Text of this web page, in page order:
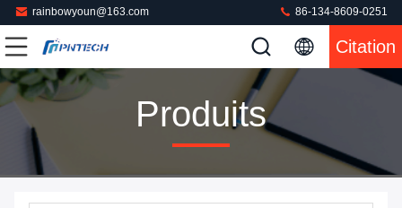
rainbowyoun@163.com 86-134-8609-0251
Citation
Produits